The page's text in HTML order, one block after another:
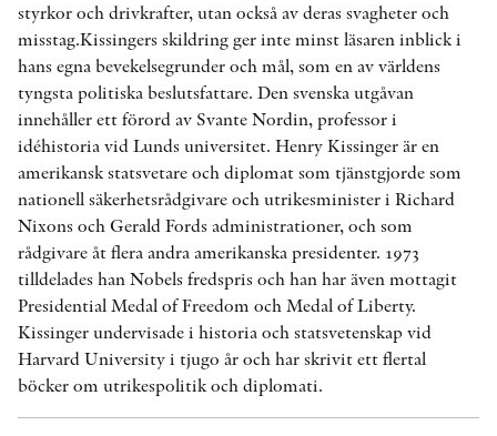
styrkor och drivkrafter, utan också av deras svagheter och
misstag.Kissingers skildring ger inte minst läsaren inblick i
hans egna bevekelsegrunder och mål, som en av världens
tyngsta politiska beslutsfattare. Den svenska utgåvan
innehåller ett förord av Svante Nordin, professor i
idéhistoria vid Lunds universitet. Henry Kissinger är en
amerikansk statsvetare och diplomat som tjänstgjorde som
nationell säkerhetsrådgivare och utrikesminister i Richard
Nixons och Gerald Fords administrationer, och som
rådgivare åt flera andra amerikanska presidenter. 1973
tilldelades han Nobels fredspris och han har även mottagit
Presidential Medal of Freedom och Medal of Liberty.
Kissinger undervisade i historia och statsvetenskap vid
Harvard University i tjugo år och har skrivit ett flertal
böcker om utrikespolitik och diplomati.